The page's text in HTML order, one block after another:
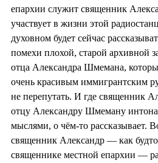
епархии служит священник
участвует в жизни этой
духовном будет сейчас
помехи плохой, старой архивной
отца Александра Шмемана,
очень красивым иммигрантским
не перепутать. И где священник
отцу Александру Шмеману
мыслями, о чём-то рассказывает.
священник Александр — как будто
священнике местной епархии —